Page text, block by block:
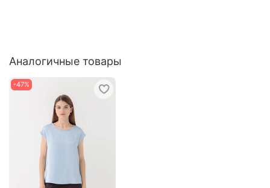
Аналогичные товары
-47%